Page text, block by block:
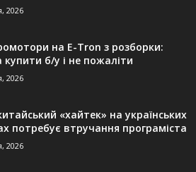
2026
на E-Tron з розборки:
б/у і не пожаліти
2026
«хайтек» на українських
потребує втручання програміста
2026